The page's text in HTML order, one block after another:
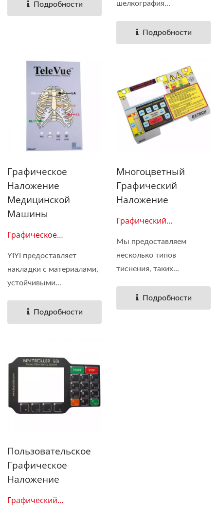
Подробности шелкография...
Подробности
Графическое
Наложение
Медицинской
Машины
Графическое
YIYI предоставляет
накладки с материалами,
устойчивыми...
Подробности
Многоцветный
Графический
Наложение
Графический
Мы предоставляем
несколько типов
тиснения, таких...
Подробности
Пользовательское
Графическое
Наложение
Графический